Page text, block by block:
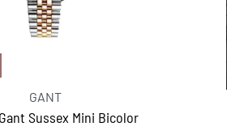
GANT
Sussex Mini Bicolor